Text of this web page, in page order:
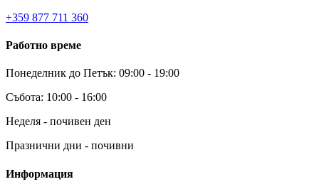
+359 877 711 360
Работно време
Понеделник до Петък: 09:00 - 19:00
Събота: 10:00 - 16:00
Неделя - почивен ден
Празнични дни - почивни
Информация